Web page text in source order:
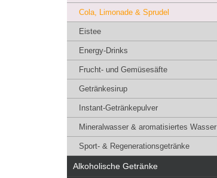
Cola, Limonade & Sprudel
Eistee
Energy-Drinks
Frucht- und Gemüsesäfte
Getränkesirup
Instant-Getränkepulver
Mineralwasser & aromatisiertes Wasser
Sport- & Regenerationsgetränke
Alkoholische Getränke